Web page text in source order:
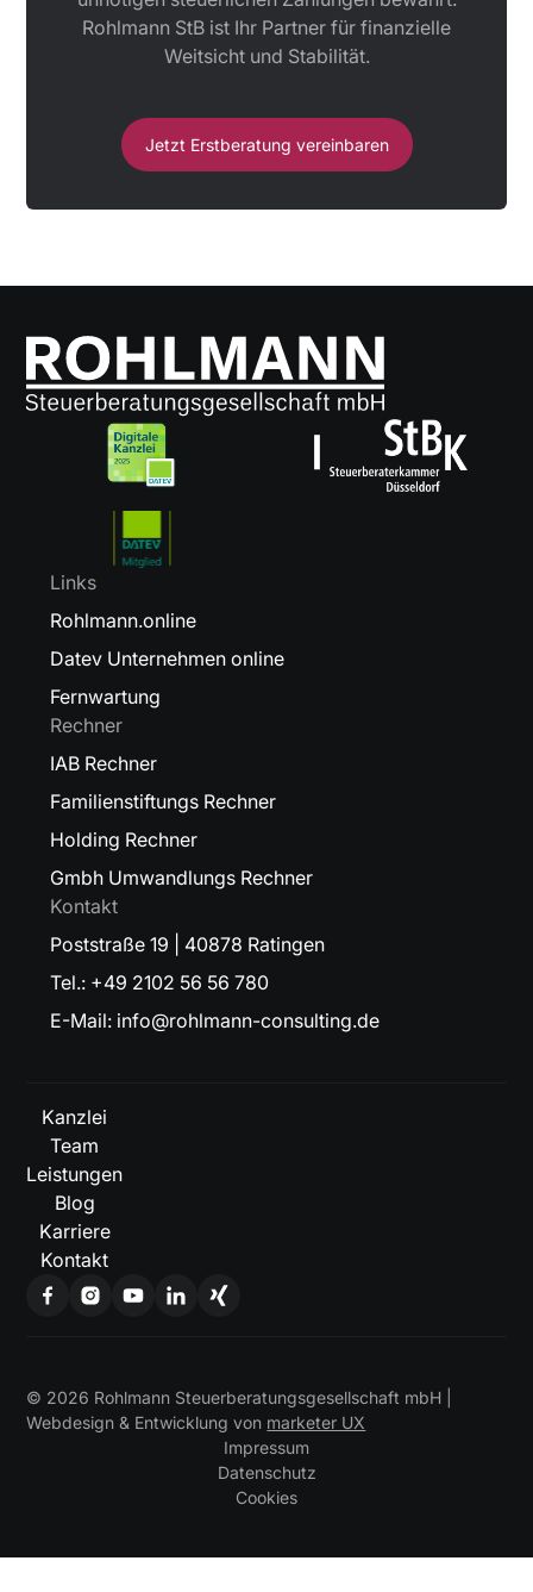
Rohlmann StB ist Ihr Partner für finanzielle
Weitsicht und Stabilität.
Jetzt Erstberatung vereinbaren
Links
Rohlmann.online
Datev Unternehmen online
Fernwartung
Rechner
IAB Rechner
Familienstiftungs Rechner
Holding Rechner
Gmbh Umwandlungs Rechner
Kontakt
Poststraße 19 | 40878 Ratingen
Tel.: +49 2102 56 56 780
E-Mail: info@rohlmann-consulting.de
Kanzlei
Team
Leistungen
Blog
Karriere
Kontakt
© 2026 Rohlmann Steuerberatungsgesellschaft mbH |
Webdesign & Entwicklung von marketer UX
Impressum
Datenschutz
Cookies